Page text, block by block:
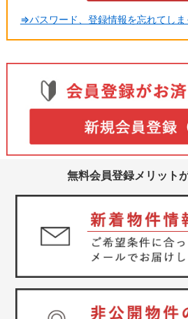
⇒パスワード、登録情報を忘れてしま
無料会員登録メリット